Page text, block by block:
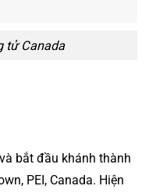
tử Canada
bắt đầu khánh thành
PEI, Canada. Hiện